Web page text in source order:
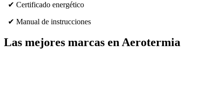
✔ Certificado energético
✔ Manual de instrucciones
Las mejores marcas en Aerotermia